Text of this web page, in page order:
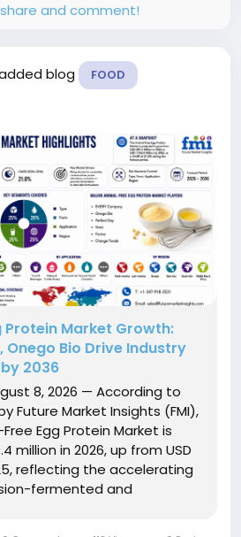
and comment!
blog FOOD
Protein Market Growth:
Onego Bio Drive Industry
by 2036
8, 2026 — According to
Future Market Insights (FMI),
Egg Protein Market is
million in 2026, up from USD
reflecting the accelerating
fermented and